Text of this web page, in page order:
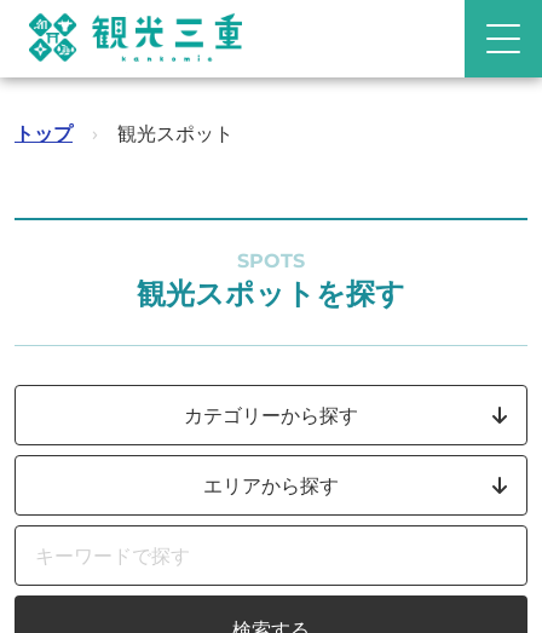
トップ › 観光スポット
SPOTS
観光スポットを探す
カテゴリーから探す
エリアから探す